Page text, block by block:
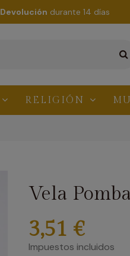
Devolución durante 14 días
RELIGIÓN
Vela
3,51 €
Impuestos incluidos